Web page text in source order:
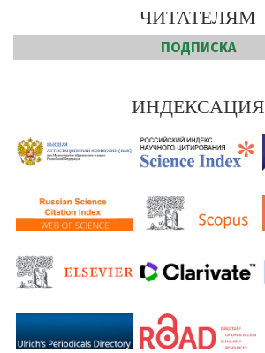
ЧИТАТЕЛЯМ
ПОДПИСКА
ИНДЕКСАЦИЯ